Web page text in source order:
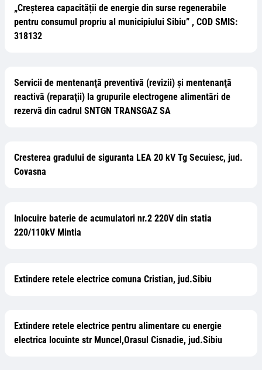
„Creșterea capacității de energie din surse regenerabile
pentru consumul propriu al municipiului Sibiu” , COD SMIS:
318132
Servicii de mentenanţă preventivă (revizii) şi mentenanţă
reactivă (reparaţii) la grupurile electrogene alimentări de
rezervă din cadrul SNTGN TRANSGAZ SA
Cresterea gradului de siguranta LEA 20 kV Tg Secuiesc, jud.
Covasna
Inlocuire baterie de acumulatori nr.2 220V din statia
220/110kV Mintia
Extindere retele electrice comuna Cristian, jud.Sibiu
Extindere retele electrice pentru alimentare cu energie
electrica locuinte str Muncel,Orasul Cisnadie, jud.Sibiu